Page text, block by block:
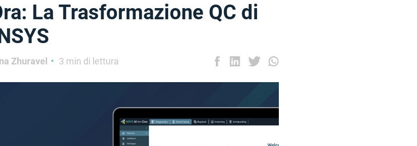
La Trasformazione QC di
Zhuravel 3 min di lettura